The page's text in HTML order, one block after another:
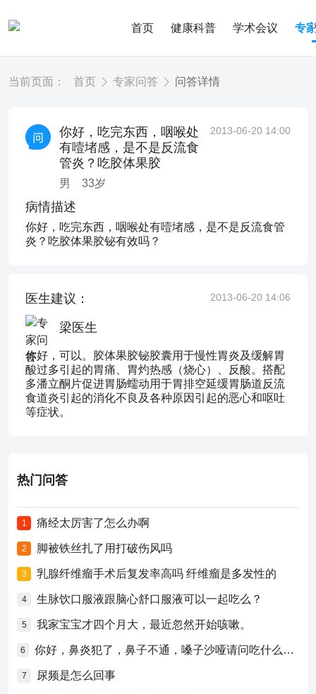
首页 健康科普 学术会议 专
当前页面： 首页 专家问答 问答详情
你好，吃完东西，咽喉处
有噎堵感，是不是反流食
管炎？吃胶体果胶
男 33岁
2013-06-20 14:00
病情描述
你好，吃完东西，咽喉处有噎堵感，是不是反流食管
炎？吃胶体果胶铋有效吗？
医生建议： 2013-06-20 14:06
梁医生
你好，可以。胶体果胶铋胶囊用于慢性胃炎及缓解胃
酸过多引起的胃痛、胃灼热感（烧心）、反酸。搭配
多潘立酮片促进胃肠蠕动用于胃排空延缓胃肠道反流
食道炎引起的消化不良及各种原因引起的恶心和呕吐
等症状。
热门问答
1 痛经太厉害了怎么办啊
2 脚被铁丝扎了用打破伤风吗
3 乳腺纤维瘤手术后复发率高吗 纤维瘤是多发性的
4 生脉饮口服液跟脑心舒口服液可以一起吃么？
5 我家宝宝才四个月大，最近忽然开始咳嗽。
6 你好，鼻炎犯了，鼻子不通，嗓子沙哑请问吃什么药比较好？
7 尿频是怎么回事